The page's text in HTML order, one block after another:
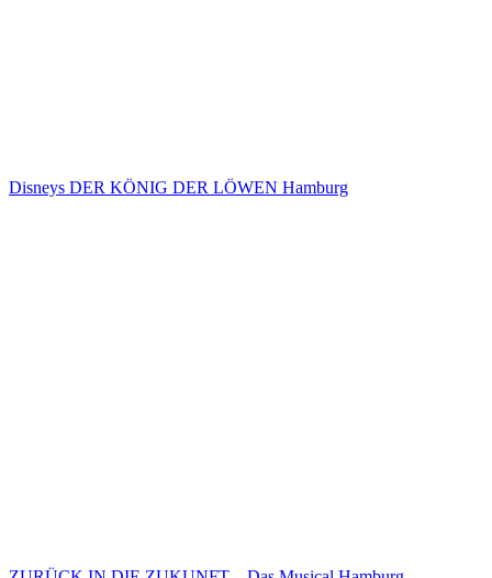
Disneys DER KÖNIG DER LÖWEN Hamburg